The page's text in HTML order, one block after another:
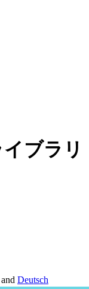
ブラリ
Deutsch